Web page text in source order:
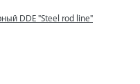
DDE "Steel rod line"